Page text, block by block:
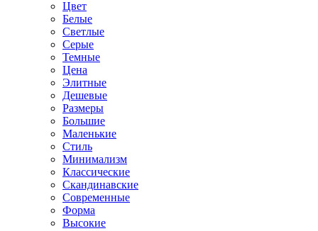
Цвет
Белые
Светлые
Серые
Темные
Цена
Элитные
Дешевые
Размеры
Большие
Маленькие
Стиль
Минимализм
Классические
Скандинавские
Современные
Форма
Высокие